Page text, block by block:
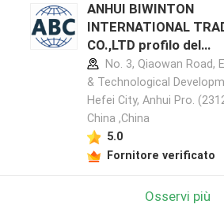
ANHUI BIWINTON
INTERNATIONAL
CO.,LTD profilo del
produttore
No. 3, Qiaowan Road,
& Technological
Hefei City, Anhui Pro.
China ,China
5.0
Fornitore verificato
Osservi più